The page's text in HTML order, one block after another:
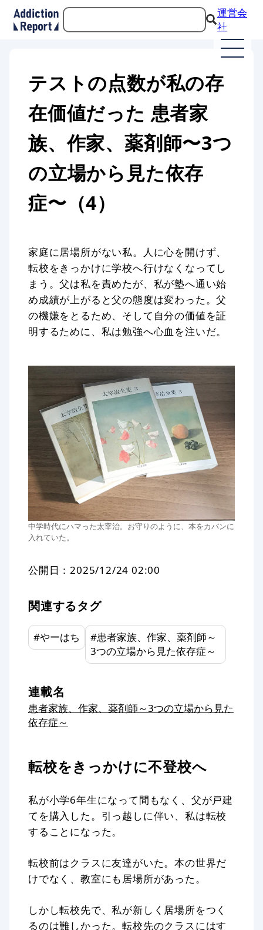
運営会
社
テストの点数が私の存
在価値だった 患者家
族、作家、薬剤師〜3つ
の立場から見た依存
症〜（4）
家庭に居場所がない私。人に心を開けず、
転校をきっかけに学校へ行けなくなってし
まう。父は私を責めたが、私が塾へ通い始
め成績が上がると父の態度は変わった。父
の機嫌をとるため、そして自分の価値を証
明するために、私は勉強へ心血を注いだ。
中学時代にハマった太宰治。お守りのように、本をカバンに
入れていた。
公開日：2025/12/24 02:00
関連するタグ
#やーはち #患者家族、作家、薬剤師～
3つの立場から見た依存症～
連載名
患者家族、作家、薬剤師～3つの立場から見た
依存症～
転校をきっかけに不登校へ
私が小学6年生になって間もなく、父が戸建
てを購入した。引っ越しに伴い、私は転校
することになった。
転校前はクラスに友達がいた。本の世界だ
けでなく、教室にも居場所があった。
しかし転校先で、私が新しく居場所をつく
るのは難しかった。転校先のクラスにはす